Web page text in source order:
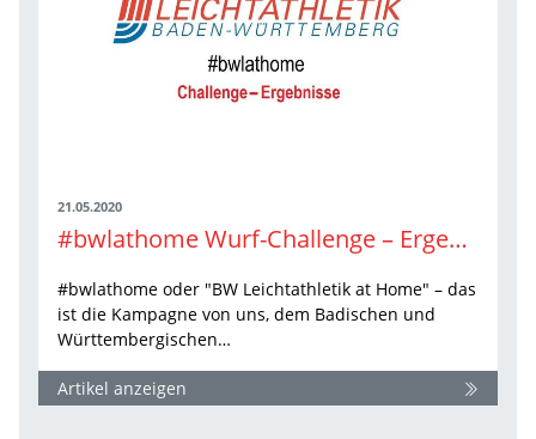
21.05.2020
#bwlathome Wurf-Challenge – Ergebnisse
#bwlathome oder "BW Leichtathletik at Home" – das
ist die Kampagne von uns, dem Badischen und
Württembergischen…
Artikel anzeigen